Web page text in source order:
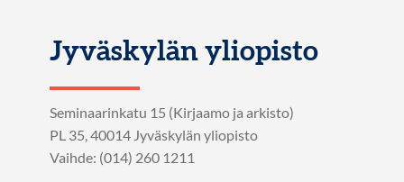
Jyväskylän yliopisto
Seminaarinkatu 15 (Kirjaamo ja arkisto)
PL 35, 40014 Jyväskylän yliopisto
Vaihde: (014) 260 1211